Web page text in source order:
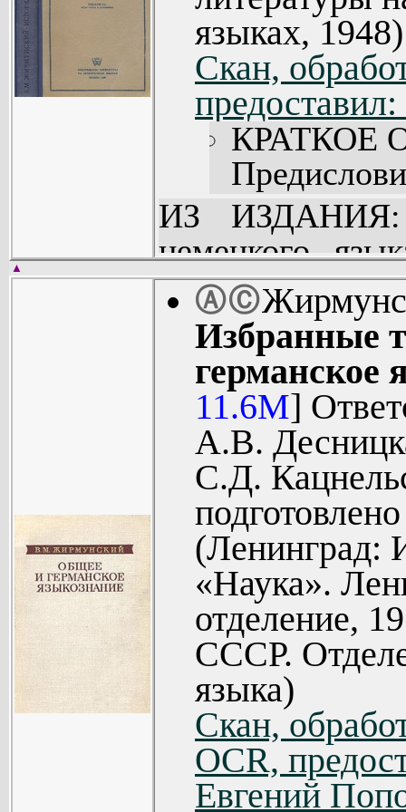
языках, 1948)
Скан,
КРАТКОЕ
Часть
Часть
Глава I.
Глава II.
Глава III.
(213).
Глава IV.
(262).
Список
ИЗ ИЗДАНИЯ:
немецкого
студентов
повышением
предмету,
заключает
истории
языка
отдельных
(часть II)...
▲
ⒶⒸ
Избранные
германское
11.6M]
А.В.
С.Д.
(Ленинград:
«Наука».
отделение,
СССР.
языка)
Скан,
OCR,
Евгений